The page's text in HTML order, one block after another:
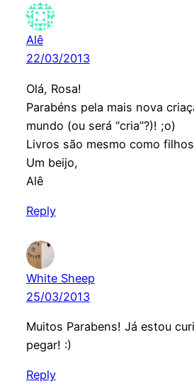
Alê
22/03/2013
Olá, Rosa!
Parabéns pela mais nova
mundo (ou será “cria”?)! ;o)
Livros são mesmo como
Um beijo,
Alê
Reply
White Sheep
25/03/2013
Muitos Parabens! Já estou
pegar! :)
Reply